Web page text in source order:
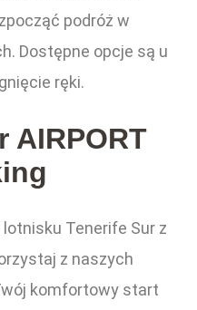
podróż w
Dostępne opcje są u
ręki.
AIRPORT
Tenerife Sur z
z naszych
komfortowy start